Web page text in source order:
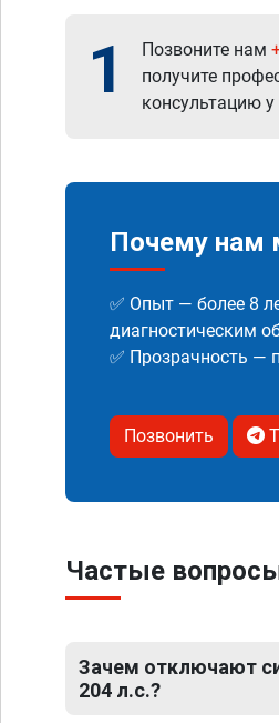
1 Позвоните нам
получите
консультацию у
Почему нам
✅ Опыт — более 8
диагностическим
✅ Прозрачность —
Позвонить
Частые
Зачем отключают
204 л.с.?